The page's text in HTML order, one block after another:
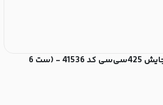
لیوان پاشاباغچه مدل آلگرا گنجایش 425سی‌سی کد 41536 - (ست 6